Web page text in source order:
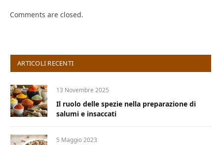
Comments are closed.
ARTICOLI RECENTI
13 Novembre 2025
Il ruolo delle spezie nella preparazione di
salumi e insaccati
5 Maggio 2023